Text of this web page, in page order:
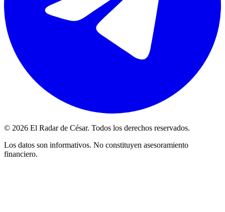
© 2026 El Radar de César. Todos los derechos reservados.
Los datos son informativos. No constituyen asesoramiento
financiero.